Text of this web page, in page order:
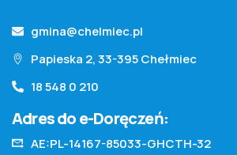
gmina@chelmiec.pl
Papieska 2, 33-395 Chełmiec
18 548 0 210
Adres do e-Doręczeń:
AE:PL-14167-85033-GHCTH-32